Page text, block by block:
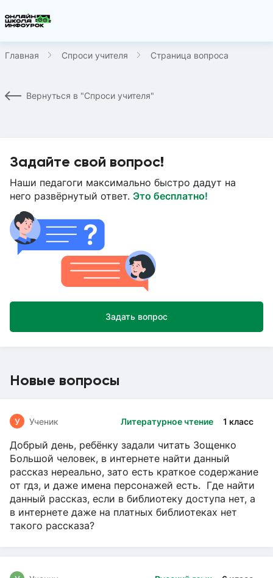
Главная Спроси учителя Страница вопроса
Вернуться в "Спроси учителя"
Задайте свой вопрос!
Наши педагоги максимально быстро дадут на
него развёрнутый ответ. Это бесплатно!
Задать вопрос
Новые вопросы
Литературное чтение 1 класс
У Ученик
Добрый день, ребёнку задали читать Зощенко
Большой человек, в интернете найти данный
рассказ нереально, зато есть краткое содержание
от гдз, и даже имена персонажей есть. Где найти
данный рассказ, если в библиотеку доступа нет, а
в интернете даже на платных библиотеках нет
такого рассказа?